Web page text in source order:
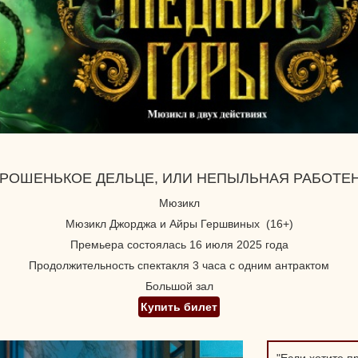
ДЕЛЬЦЕ, ИЛИ НЕПЫЛЬНАЯ
Мюзикл
Мюзикл Джорджа и Айры Гершвиных (16+)
Премьера состоялась 16 июля 2025 года
Продолжительность спектакля 3 часа с одним антрактом
Большой зал
Купить билет